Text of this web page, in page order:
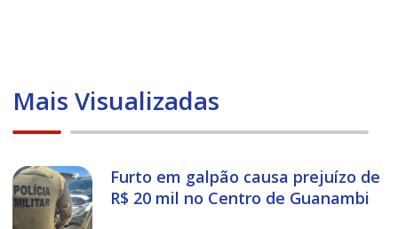
Mais Visualizadas
Furto em galpão causa prejuízo de
R$ 20 mil no Centro de Guanambi